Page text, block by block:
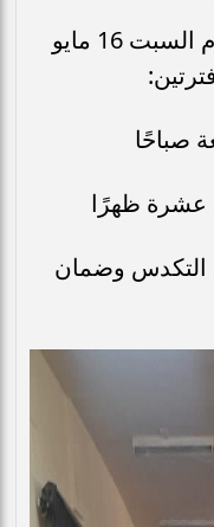
تنطلق الامتحانات الأساسية يوم السبت 16 مايو
صباحًا
عشرة ظهرًا
التكدس وضمان